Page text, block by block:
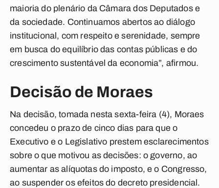
maioria do plenário da Câmara dos Deputados e
da sociedade. Continuamos abertos ao diálogo
institucional, com respeito e serenidade, sempre
em busca do equilíbrio das contas públicas e do
crescimento sustentável da economia”, afirmou.
Decisão de Moraes
Na decisão, tomada nesta sexta-feira (4), Moraes
concedeu o prazo de cinco dias para que o
Executivo e o Legislativo prestem esclarecimentos
sobre o que motivou as decisões: o governo, ao
aumentar as alíquotas do imposto, e o Congresso,
ao suspender os efeitos do decreto presidencial.